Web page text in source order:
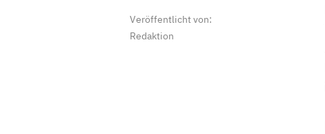
Veröffentlicht von:
Redaktion